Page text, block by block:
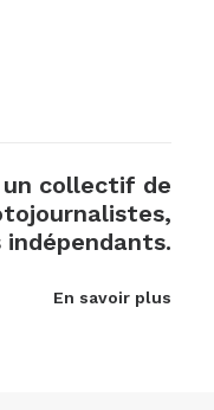
un collectif de
En savoir plus